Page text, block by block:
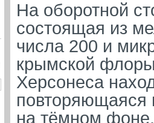
На оборотной
состоящая из
числа 200 и
крымской
Херсонеса
повторяющаяся
на тёмном